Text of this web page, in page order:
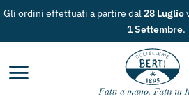
Salta
Gli ordini effettuati a partire dal28 Luglio
1 Settembre.